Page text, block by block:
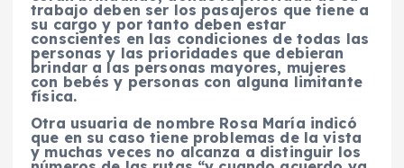
trabajo deben ser los pasajeros que tiene a
su cargo y por tanto deben estar
conscientes en las condiciones de todas las
personas y las prioridades que debieran
brindar a las personas mayores, mujeres
con bebés y personas con alguna limitante
física.
Otra usuaria de nombre Rosa María indicó
que en su caso tiene problemas de la vista
y muchas veces no alcanza a distinguir los